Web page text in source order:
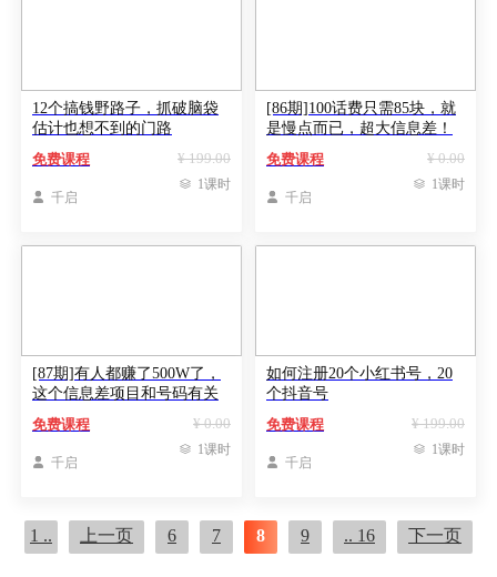
12个搞钱野路子，抓破脑袋
估计也想不到的门路
¥ 199.00
免费课程
 千启
 1课时
[86期]100话费只需85块，就
是慢点而已，超大信息差！
¥ 0.00
免费课程
 千启
 1课时
[87期]有人都赚了500W了，
这个信息差项目和号码有关
¥ 0.00
免费课程
 千启
 1课时
如何注册20个小红书号，20
个抖音号
¥ 199.00
免费课程
 千启
 1课时
1 .. 上一页 6 7 8 9 .. 16 下一页